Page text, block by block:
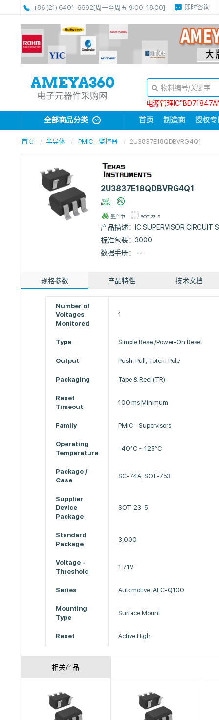
+86 (21) 6401-6692[周一至周五 9:00-18:00] 即时咨询
电子元器件采购网
电源管理
全部商品分类 首页 制造商 授权专
首页 半导体 PMIC - 监控器 2U3837E18QDBVRG4Q1
2U3837E18QDBVRG4Q1
量产中 SOT-23-5
产品描述：
IC SUPERVISOR CIRCUIT
标准包装：3000
数据手册： --
规格参数 产品特性 技术文档
Number of
Voltages
Monitored
1
Type Simple Reset/Power-On Reset
Output Push-Pull, Totem Pole
Packaging Tape & Reel (TR)
Reset
Timeout
100 ms Minimum
Family PMIC - Supervisors
Operating
Temperature
-40°C ~ 125°C
Package /
Case
SC-74A, SOT-753
Supplier
Device
Package
SOT-23-5
Standard
Package
3,000
Voltage -
Threshold
1.71V
Series Automotive, AEC-Q100
Mounting
Type
Surface Mount
Reset Active High
相关产品